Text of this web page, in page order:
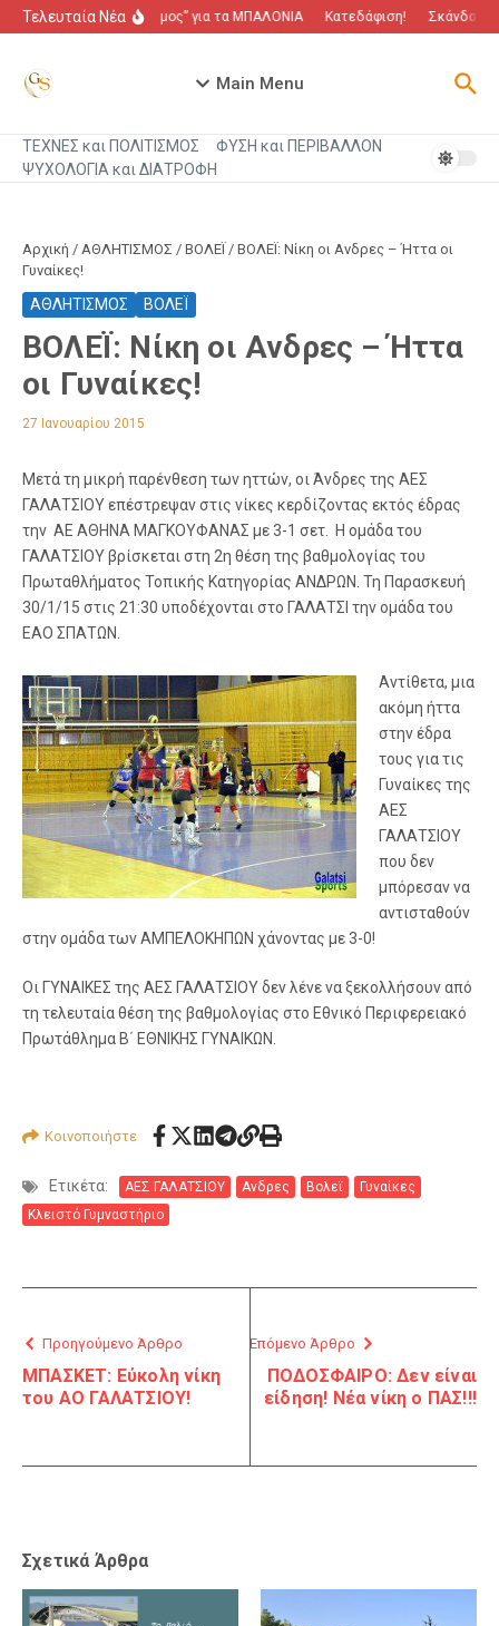
Μετάβαση στο περιεχόμενο
Τελευταία Νέα“Πόλεμος” για τα ΜΠΑΛΟΝΙΑ Κατεδάφιση! Σκάνδαλο
Main Menu
ΤΕΧΝΕΣ και ΠΟΛΙΤΙΣΜΟΣ
ΦΥΣΗ και ΠΕΡΙΒΑΛΛΟΝ
ΨΥΧΟΛΟΓΙΑ και ΔΙΑΤΡΟΦΗ
Αρχική / ΑΘΛΗΤΙΣΜΟΣ / ΒΟΛΕΪ / ΒΟΛΕΪ: Νίκη οι Ανδρες – Ήττα οι
Γυναίκες!
ΑΘΛΗΤΙΣΜΟΣ ΒΟΛΕΪ
ΒΟΛΕΪ: Νίκη οι Ανδρες – Ήττα
οι Γυναίκες!
27 Ιανουαρίου 2015
Μετά τη μικρή παρένθεση των ηττών, οι Άνδρες της ΑΕΣ
ΓΑΛΑΤΣΙΟΥ επέστρεψαν στις νίκες κερδίζοντας εκτός έδρας
την ΑΕ ΑΘΗΝΑ ΜΑΓΚΟΥΦΑΝΑΣ με 3-1 σετ. Η ομάδα του
ΓΑΛΑΤΣΙΟΥ βρίσκεται στη 2η θέση της βαθμολογίας του
Πρωταθλήματος Τοπικής Κατηγορίας ΑΝΔΡΩΝ. Τη Παρασκευή
30/1/15 στις 21:30 υποδέχονται στο ΓΑΛΑΤΣΙ την ομάδα του
ΕΑΟ ΣΠΑΤΩΝ.
Αντίθετα, μια
ακόμη ήττα
στην έδρα
τους για τις
Γυναίκες της
ΑΕΣ
ΓΑΛΑΤΣΙΟΥ
που δεν
μπόρεσαν να
αντισταθούν
στην ομάδα των ΑΜΠΕΛΟΚΗΠΩΝ χάνοντας με 3-0!
Οι ΓΥΝΑΙΚΕΣ της ΑΕΣ ΓΑΛΑΤΣΙΟΥ δεν λένε να ξεκολλήσουν από
τη τελευταία θέση της βαθμολογίας στο Εθνικό Περιφερειακό
Πρωτάθλημα Β΄ ΕΘΝΙΚΗΣ ΓΥΝΑΙΚΩΝ.
Κοινοποιήστε
Ετικέτα: ΑΕΣ ΓΑΛΑΤΣΙΟΥ Ανδρες Βολεϊ
Γυναίκες
Κλειστό Γυμναστήριο
Προηγούμενο Άρθρο
ΜΠΑΣΚΕΤ: Εύκολη νίκη
του ΑΟ ΓΑΛΑΤΣΙΟΥ!
Επόμενο Άρθρο
ΠΟΔΟΣΦΑΙΡΟ: Δεν είναι
είδηση! Νέα νίκη ο ΠΑΣ!!!
Σχετικά Άρθρα